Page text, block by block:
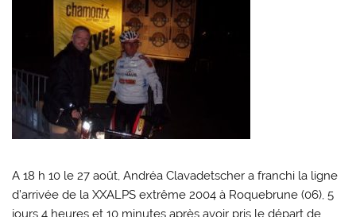
A 18 h 10 le 27 août, Andréa Clavadetscher a franchi la ligne
d’arrivée de la XXALPS extrême 2004 à Roquebrune (06), 5
jours 4 heures et 10 minutes après avoir pris le départ de